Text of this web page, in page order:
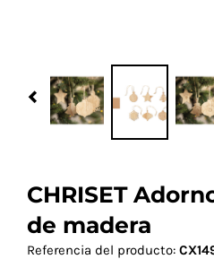
Previous
CHRISET
de madera
Referencia del producto: